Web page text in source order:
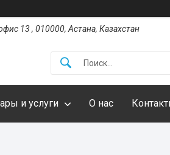
13 , 010000, Астана, Казахстан
и услуги О нас